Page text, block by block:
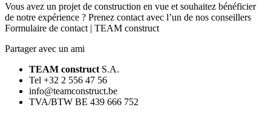
Vous avez un projet de construction en vue et souhaitez bénéficier
de notre expérience ? Prenez contact avec l’un de nos conseillers
Formulaire de contact | TEAM construct
Partager avec un ami
TEAM construct S.A.
Tel +32 2 556 47 56
info@teamconstruct.be
TVA/BTW BE 439 666 752